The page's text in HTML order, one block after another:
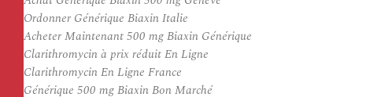
Ordonner Générique Biaxin Italie
Acheter Maintenant 500 mg Biaxin Générique
Clarithromycin à prix réduit En Ligne
Clarithromycin En Ligne France
Générique 500 mg Biaxin Bon Marché